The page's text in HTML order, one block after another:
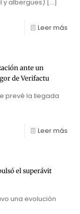
y albergues) […]
Leer más
ante un
de Verifactu
prevé la llegada
Leer más
el superávit
una evolución